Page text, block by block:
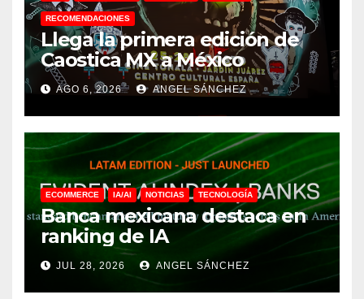
RECOMENDACIONES
Llega la primera edición de
Caostica MX a México
AGO 6, 2026 ANGEL SÁNCHEZ
ECOMMERCE IA/AI NOTICIAS TECNOLOGÍA
Banca mexicana destaca en
ranking de IA
JUL 28, 2026 ANGEL SÁNCHEZ